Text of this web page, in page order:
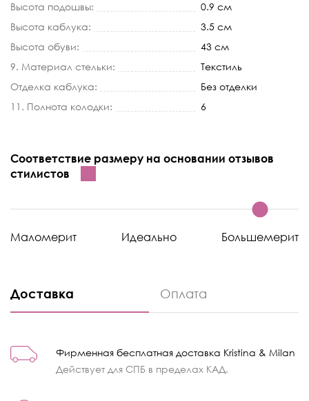
Высота подошвы:
0.9 см
Высота каблука:
3.5 см
Высота обуви:
43 см
9. Материал стельки:
Текстиль
Отделка каблука:
Без отделки
11. Полнота колодки:
6
Соответствие размеру на основании отзывов
стилистов
Маломерит Идеально Большемерит
Доставка Оплата
Фирменная бесплатная доставка Kristina & Milan
Действует для СПБ в пределах КАД.